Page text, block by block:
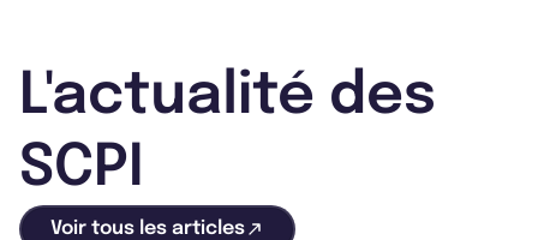
L'actualité des
SCPI
Voir tous les articles